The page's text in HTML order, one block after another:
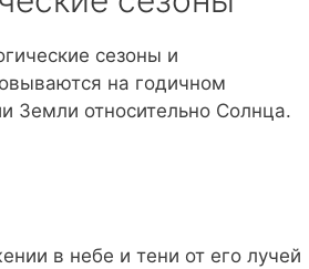
сезоны и
на годичном
Земли относительно Солнца.
в небе и тени от его лучей